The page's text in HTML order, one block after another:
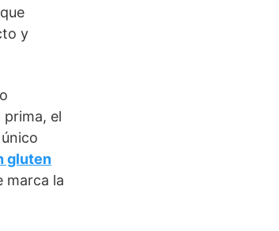
y
el
gluten
marca la